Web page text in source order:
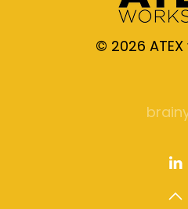
© 2026